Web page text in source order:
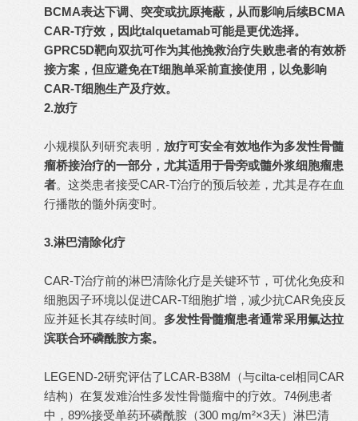
BCMA表达下调、突变或抗原掩蔽，从而影响后续BCMA
CAR-T疗效，因此talquetamab可能是更优选择。
GPRC5D靶向双抗可作为其他挽救治疗失败患者的有效桥
接方案，但应避免在T细胞单采前直接使用，以免影响
CAR-T细胞生产及疗效。
2.放疗
小规模队列研究表明， 放疗可安全有效地作为多发性骨髓
瘤桥接治疗的一部分，尤其适用于骨旁或髓外浆细胞瘤患
者。这类患者接受CAR-T治疗的预后较差，尤其是存在血
行播散的髓外病变时。
3.淋巴清除化疗
CAR-T治疗前的淋巴清除化疗是关键环节，可优化免疫和
细胞因子环境以促进CAR-T细胞扩增，减少抗CAR免疫反
应并延长其存续时间。 多发性骨髓瘤患者通常采用氟达拉
滨联合环磷酰胺方案。
LEGEND-2研究评估了LCAR-B38M（与cilta-cel相同CAR
结构）在复发难治性多发性骨髓瘤中的疗效。74例患者
中，89%接受单药环磷酰胺（300 mg/m²×3天）淋巴清